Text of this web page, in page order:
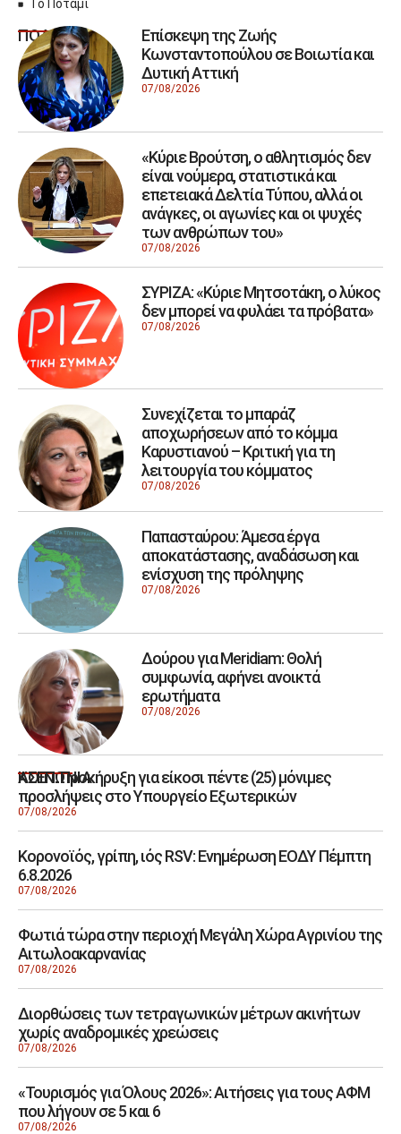
Το Ποτάμι
ΠΟΛΙΤΙΚΗ
Επίσκεψη της Ζωής
Κωνσταντοπούλου σε Βοιωτία και
Δυτική Αττική
07/08/2026
«Κύριε Βρούτση, ο αθλητισμός δεν
είναι νούμερα, στατιστικά και
επετειακά Δελτία Τύπου, αλλά οι
ανάγκες, οι αγωνίες και οι ψυχές
των ανθρώπων του»
07/08/2026
ΣΥΡΙΖΑ: «Κύριε Μητσοτάκη, ο λύκος
δεν μπορεί να φυλάει τα πρόβατα»
07/08/2026
Συνεχίζεται το μπαράζ
αποχωρήσεων από το κόμμα
Καρυστιανού – Κριτική για τη
λειτουργία του κόμματος
07/08/2026
Παπασταύρου: Άμεσα έργα
αποκατάστασης, αναδάσωση και
ενίσχυση της πρόληψης
07/08/2026
Δούρου για Meridiam: Θολή
συμφωνία, αφήνει ανοικτά
ερωτήματα
07/08/2026
ΚΟΙΝΩΝΙΑ
ΑΣΕΠ: Προκήρυξη για είκοσι πέντε (25) μόνιμες
προσλήψεις στο Υπουργείο Εξωτερικών
07/08/2026
Κορονοϊός, γρίπη, ιός RSV: Ενημέρωση ΕΟΔΥ Πέμπτη
6.8.2026
07/08/2026
Φωτιά τώρα στην περιοχή Μεγάλη Χώρα Αγρινίου της
Αιτωλοακαρνανίας
07/08/2026
Διορθώσεις των τετραγωνικών μέτρων ακινήτων
χωρίς αναδρομικές χρεώσεις
07/08/2026
«Τουρισμός για Όλους 2026»: Αιτήσεις για τους ΑΦΜ
που λήγουν σε 5 και 6
07/08/2026